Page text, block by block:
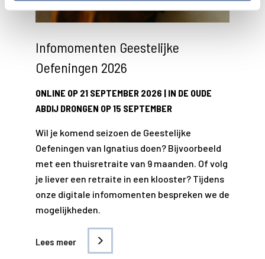
Infomomenten Geestelijke
Oefeningen 2026
ONLINE OP 21 SEPTEMBER 2026 | IN DE OUDE
ABDIJ DRONGEN OP 15 SEPTEMBER
Wil je komend seizoen de Geestelijke
Oefeningen van Ignatius doen? Bijvoorbeeld
met een thuisretraite van 9 maanden. Of volg
je liever een retraite in een klooster? Tijdens
onze digitale infomomenten bespreken we de
mogelijkheden.
Lees meer